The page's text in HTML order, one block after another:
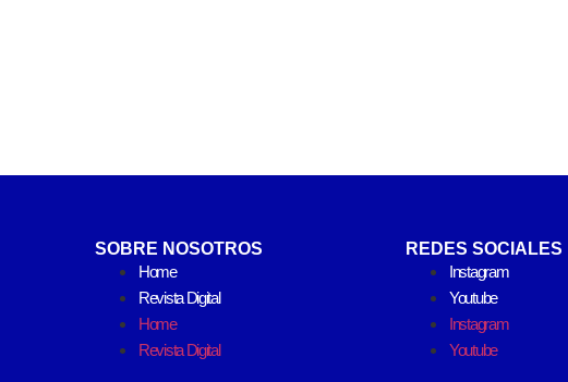
SOBRE NOSOTROS
Home
Revista Digital
Home
Revista Digital
REDES SOCIALES
Instagram
Youtube
Instagram
Youtube